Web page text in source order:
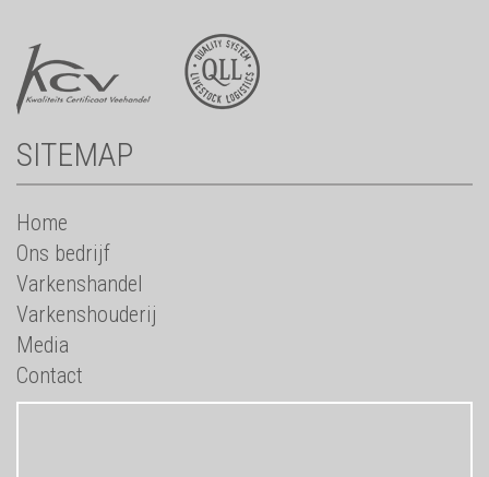
SITEMAP
Home
Ons bedrijf
Varkenshandel
Varkenshouderij
Media
Contact